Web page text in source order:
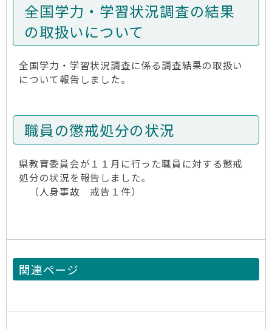
全国学力・学習状況調査の結果
の取扱いについて
全国学力・学習状況調査に係る調査結果の取扱い
について報告しました。
職員の懲戒処分の状況
県教育委員会が１１月に行った職員に対する懲戒
処分の状況を報告しました。
（人身事故 戒告１件）
関連ページ